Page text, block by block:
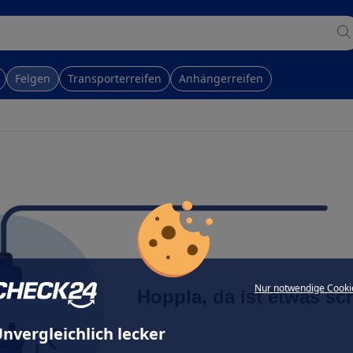
Nur notwendige
lecker
Felgen Transporterreifen Anhängerreifen
Hoppla, da ist etwas